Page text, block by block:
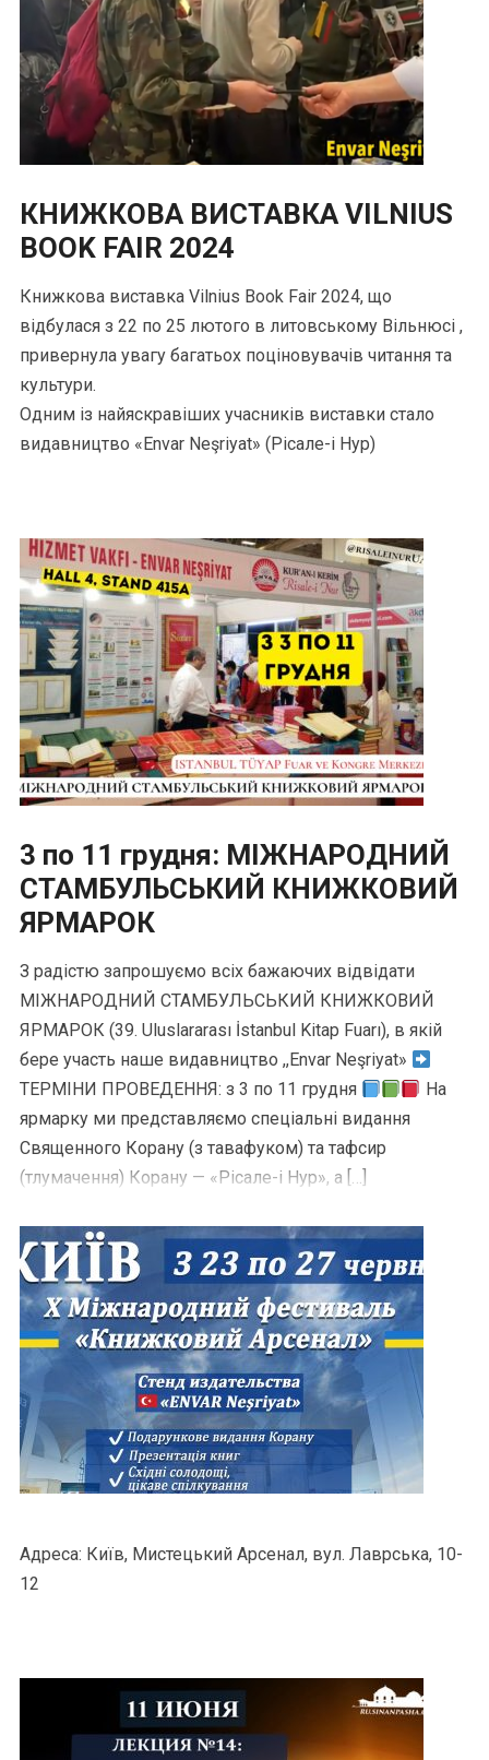
КНИЖКОВА ВИСТАВКА VILNIUS
BOOK FAIR 2024
Книжкова виставка Vilnius Book Fair 2024, що
відбулася з 22 по 25 лютого в литовському Вільнюсі ,
привернула увагу багатьох поціновувачів читання та
культури.
Одним із найяскравіших учасників виставки стало
видавництво «Envar Neşriyat» (Рісале-і Нур)
3 по 11 грудня: МІЖНАРОДНИЙ
СТАМБУЛЬСЬКИЙ КНИЖКОВИЙ
ЯРМАРОК
З радістю запрошуємо всіх бажаючих відвідати
МІЖНАРОДНИЙ СТАМБУЛЬСЬКИЙ КНИЖКОВИЙ
ЯРМАРОК (39. Uluslararası İstanbul Kitap Fuarı), в якій
бере участь наше видавництво ,,Envar Neşriyat»
ТЕРМІНИ ПРОВЕДЕННЯ: з 3 по 11 грудня
На
ярмарку ми представляємо спеціальні видання
Священного Корану (з тавафуком) та тафсир
(тлумачення) Корану — «Рісале-і Нур», а […]
Адреса: Київ, Мистецький Арсенал, вул. Лаврська, 10-
12